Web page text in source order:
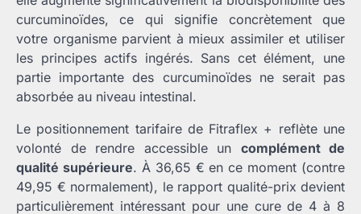
curcuminoïdes, ce qui signifie concrètement que
votre organisme parvient à mieux assimiler et utiliser
les principes actifs ingérés. Sans cet élément, une
partie importante des curcuminoïdes ne serait pas
absorbée au niveau intestinal.
Le positionnement tarifaire de Fitraflex + reflète une
volonté de rendre accessible un complément de
qualité supérieure. À 36,65 € en ce moment (contre
49,95 € normalement), le rapport qualité-prix devient
particulièrement intéressant pour une cure de 4 à 8